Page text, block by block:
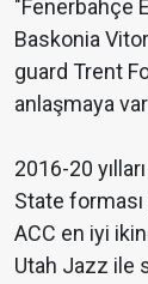
"Fenerbahçe
Baskonia
guard Trent
anlaşmaya
2016-20
State
ACC en iyi
Utah Jazz ile